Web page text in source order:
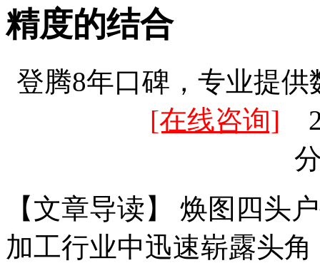
精度的结合
登腾8年口碑，专业提
[在线咨询]
【文章导读】 焕图四头
加工行业中迅速崭露头